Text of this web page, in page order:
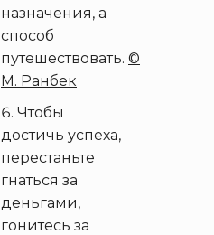
назначения, а
способ
путешествовать. ©
М. Ранбек
Чтобы
достичь успеха,
перестаньте
гнаться за
деньгами,
гонитесь за